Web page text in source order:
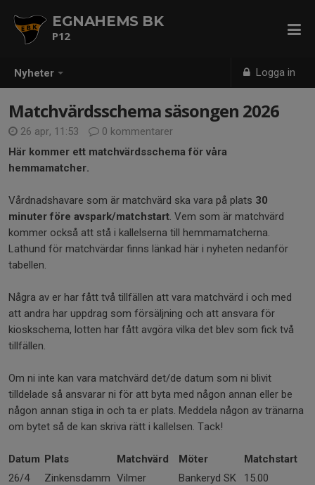
Nyheter Logga in
EGNAHEMS BK
P12
Matchvärdsschema säsongen 2026
26 apr, 11:53
0 kommentarer
Här kommer ett matchvärdsschema för våra
hemmamatcher.
Vårdnadshavare som är matchvärd ska vara på plats 30
minuter före avspark/matchstart. Vem som är matchvärd
kommer också att stå i kallelserna till hemmamatcherna.
Lathund för matchvärdar finns länkad här i nyheten nedanför
tabellen.
Några av er har fått två tillfällen att vara matchvärd i och med
att andra har uppdrag som försäljning och att ansvara för
kioskschema, lotten har fått avgöra vilka det blev som fick två
tillfällen.
Om ni inte kan vara matchvärd det/de datum som ni blivit
tilldelade så ansvarar ni för att byta med någon annan eller be
någon annan stiga in och ta er plats. Meddela någon av tränarna
om bytet så de kan skriva rätt i kallelsen. Tack!
Datum Plats Matchvärd Möter
Matchstart
26/4
Zinkensdamm Vilmer Bankeryd SK
15.00